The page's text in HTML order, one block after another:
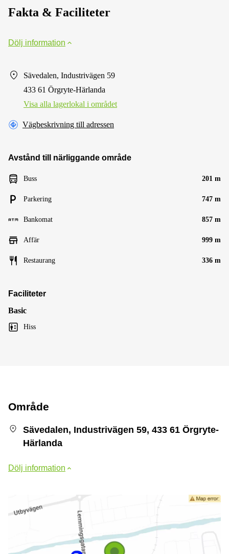
Fakta & Faciliteter
Dölj information
Sävedalen, Industrivägen 59
433 61 Örgryte-Härlanda
Visa alla lagerlokal i området
Vägbeskrivning till adressen
Avstånd till närliggande område
Buss 201 m
Parkering 747 m
Bankomat 857 m
Affär 999 m
Restaurang 336 m
Faciliteter
Basic
Hiss
Område
Sävedalen, Industrivägen 59, 433 61 Örgryte-
Härlanda
Dölj information